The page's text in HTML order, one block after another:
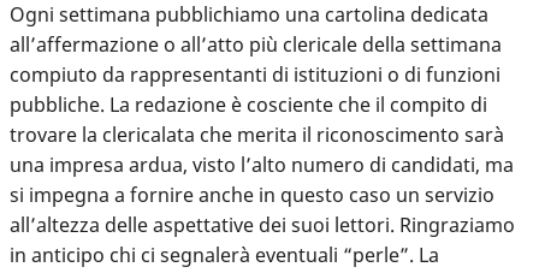
Ogni settimana pubblichiamo una cartolina dedicata
all’affermazione o all’atto più clericale della settimana
compiuto da rappresentanti di istituzioni o di funzioni
pubbliche. La redazione è cosciente che il compito di
trovare la clericalata che merita il riconoscimento sarà
una impresa ardua, visto l’alto numero di candidati, ma
si impegna a fornire anche in questo caso un servizio
all’altezza delle aspettative dei suoi lettori. Ringraziamo
in anticipo chi ci segnalerà eventuali “perle”. La